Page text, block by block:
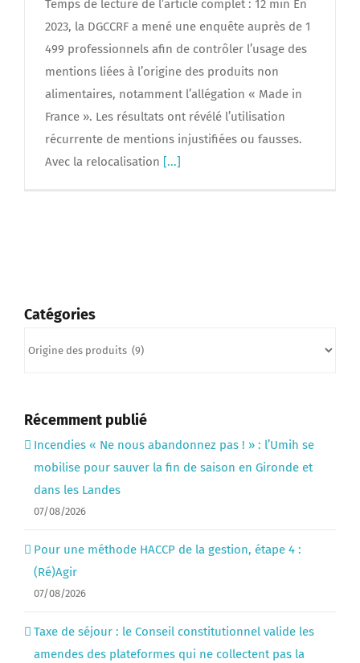
Temps de lecture de l’article complet : 12 min En
2023, la DGCCRF a mené une enquête auprès de 1
499 professionnels afin de contrôler l’usage des
mentions liées à l’origine des produits non
alimentaires, notamment l’allégation « Made in
France ». Les résultats ont révélé l’utilisation
récurrente de mentions injustifiées ou fausses.
Avec la relocalisation [...]
Catégories
Récemment publié
Incendies « Ne nous abandonnez pas ! » : l’Umih se
mobilise pour sauver la fin de saison en Gironde et
dans les Landes
07/08/2026
Pour une méthode HACCP de la gestion, étape 4 :
(Ré)Agir
07/08/2026
Taxe de séjour : le Conseil constitutionnel valide les
amendes des plateformes qui ne collectent pas la